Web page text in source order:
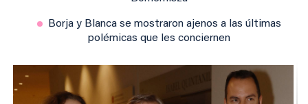
Borja y Blanca se mostraron ajenos a las últimas
polémicas que les conciernen